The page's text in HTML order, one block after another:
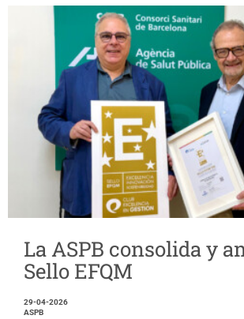
La ASPB consolida y
Sello EFQM
29-04-2026
ASPB